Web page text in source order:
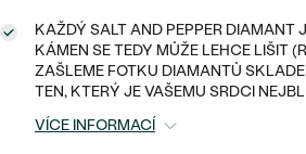
RUČNĚ RYTÉ
S VÝPLNÍ
SVATEBNÍ SETY
ZAČÍT S LAB-GROWN
ZAČÍT S BAREVNÝM
DĚTSKÉ ŠPERKY
BROŽE
DOPLŇKY
DĚTSKÉ
PIERCING
DLE KAMENE
MEDAILONKY
ŘETÍZKY
VE TVARU SRDCE
STATEMENT
PEČETNÍ
KAŽDÝ SALT AND PEPPER DIAMANT
KÁMEN SE TEDY MŮŽE LEHCE LIŠIT
ZAŠLEME FOTKU DIAMANTŮ
TEN, KTERÝ JE VAŠEMU SRDCI
VÍCE INFORMACÍ